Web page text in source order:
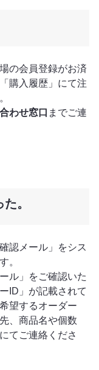
の会員登録がお済
購入履歴」にて注
わせ窓口 までご連
。
認メール」をシス
。
ル」をご確認いた
ID」が記載されて
望するオーダー
、商品名や個数
てご連絡くださ